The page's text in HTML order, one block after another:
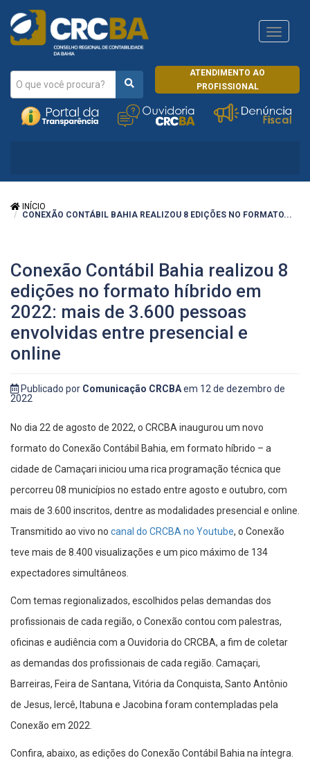
ATENDIMENTO AO
PROFISSIONAL
CRCRJ
INÍCIO
CONEXÃO CONTÁBIL BAHIA REALIZOU 8 EDIÇÕES NO FORMATO...
Conexão Contábil Bahia realizou 8
edições no formato híbrido em
2022: mais de 3.600 pessoas
envolvidas entre presencial e
online
Publicado por Comunicação CRCBAem 12 de dezembro de
2022
No dia 22 de agosto de 2022, o CRCBA inaugurou um novo
formato do Conexão Contábil Bahia, em formato híbrido – a
cidade de Camaçari iniciou uma rica programação técnica que
percorreu 08 municípios no estado entre agosto e outubro, com
mais de 3.600 inscritos, dentre as modalidades presencial e online.
Transmitido ao vivo no canal do CRCBA no Youtube, o Conexão
teve mais de 8.400 visualizações e um pico máximo de 134
expectadores simultâneos.
Com temas regionalizados, escolhidos pelas demandas dos
profissionais de cada região, o Conexão contou com palestras,
oficinas e audiência com a Ouvidoria do CRCBA, a fim de coletar
as demandas dos profissionais de cada região. Camaçari,
Barreiras, Feira de Santana, Vitória da Conquista, Santo Antônio
de Jesus, Iercê, Itabuna e Jacobina foram contempladas pela
Conexão em 2022.
Confira, abaixo, as edições do Conexão Contábil Bahia na íntegra.